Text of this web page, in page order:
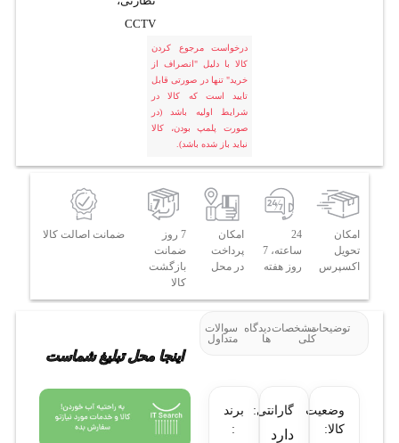
CCTV
درخواست مرجوع کردن
کالا با دلیل "انصراف از
خرید" تنها در صورتی قابل
تایید است که کالا در
شرایط اولیه باشد (در
صورت پلمپ بودن، کالا
نباید باز شده باشد).
امکان
تحویل
اکسپرس
24
ساعته، 7
روز هفته
امکان
پرداخت
در محل
7 روز
ضمانت
بازگشت
کالا
ضمانت اصالت کالا
توضیحاتمشخصات
کلی
دیدگاه
ها
سوالات
متداول
وضعیت
کالا:
گارانتی:
دارد
برند
:
اینجا محل تبلیغ شماست